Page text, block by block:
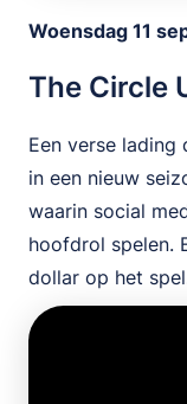
Woensdag 11
The Circle
Een verse lading
in een nieuw
waarin social
hoofdrol spelen.
dollar op het